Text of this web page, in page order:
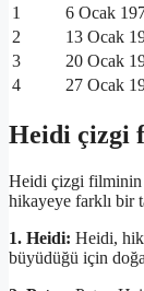
1
6 Ocak
2
13 Ocak
3
20 Ocak
4
27 Ocak
Heidi çizgi
Heidi çizgi filminin
hikayeye farklı bir
1. Heidi: Heidi,
büyüdüğü için